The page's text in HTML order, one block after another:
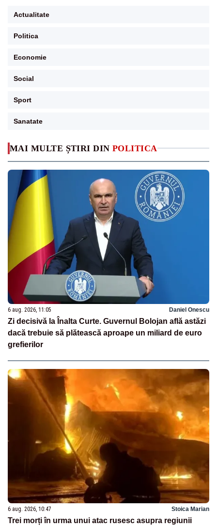
MAI MULTE ȘTIRI DIN POLITICA
6 aug. 2026, 11:05 Daniel Onescu
Zi decisivă la Înalta Curte. Guvernul Bolojan află astăzi
dacă trebuie să plătească aproape un miliard de euro
grefierilor
6 aug. 2026, 10:47 Stoica Marian
Trei morți în urma unui atac rusesc asupra regiunii
Actualitate
Politica
Economie
Social
Sport
Sanatate